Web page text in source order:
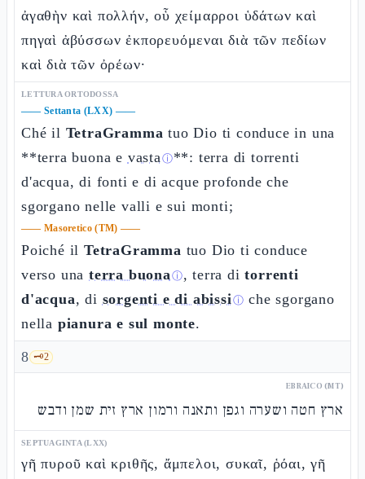
ἀγαθὴν καὶ πολλήν, οὗ χείμαρροι ὑδάτων καὶ
πηγαὶ ἀβύσσων ἐκπορευόμεναι διὰ τῶν πεδίων
καὶ διὰ τῶν ὀρέων·
LETTURA ORTODOSSA
—— Settanta (LXX) ——
Ché il TetraGramma tuo Dio ti conduce in una
**terra buona e vastaⓘ**: terra di torrenti
d'acqua, di fonti e di acque profonde che
sgorgano nelle valli e sui monti;
—— Masoretico (TM) ——
Poiché il TetraGramma tuo Dio ti conduce
verso unaterra buonaⓘ, terra ditorrenti
d'acqua, di sorgenti e di abissiⓘ che sgorgano
nella pianura e sul monte.
8 🗝️2
EBRAICO (MT)
ארץ חטה ושערה וגפן ותאנה ורמון ארץ זית שמן ודבש
SEPTUAGINTA (LXX)
γῆ πυροῦ καὶ κριθῆς, ἄμπελοι, συκαῖ, ῥόαι, γῆ